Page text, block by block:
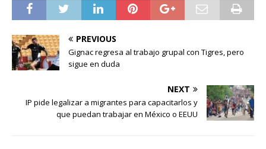
PREVIOUS
Gignac regresa al trabajo grupal con Tigres, pero
sigue en duda
NEXT
IP pide legalizar a migrantes para capacitarlos y
que puedan trabajar en México o EEUU